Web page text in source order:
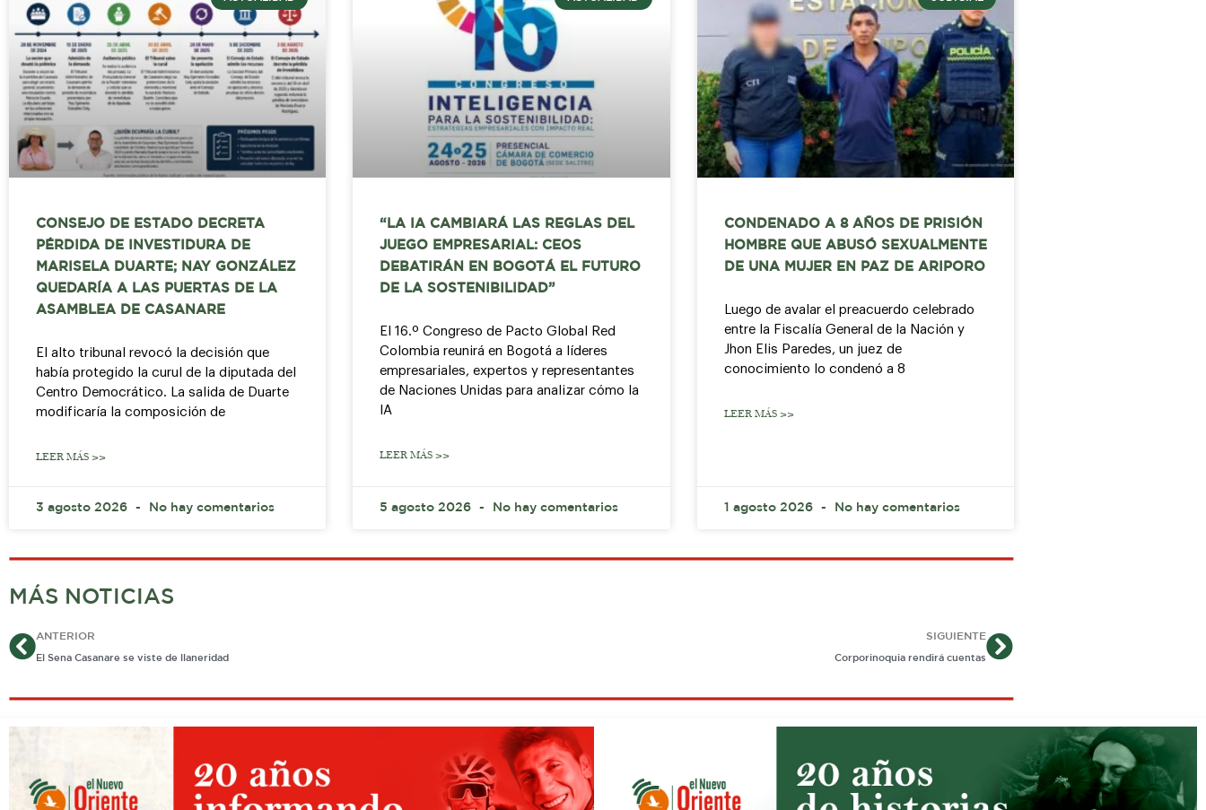
CONSEJO DE ESTADO DECRETA
PÉRDIDA DE INVESTIDURA DE
MARISELA DUARTE; NAY GONZÁLEZ
QUEDARÍA A LAS PUERTAS DE LA
ASAMBLEA DE CASANARE
El alto tribunal revocó la decisión que
había protegido la curul de la diputada del
Centro Democrático. La salida de Duarte
modificaría la composición de
LEER MÁS >>
3 agosto 2026 No hay comentarios
“LA IA CAMBIARÁ LAS REGLAS DEL
JUEGO EMPRESARIAL: CEOS
DEBATIRÁN EN BOGOTÁ EL FUTURO
DE LA SOSTENIBILIDAD”
El 16.º Congreso de Pacto Global Red
Colombia reunirá en Bogotá a líderes
empresariales, expertos y representantes
de Naciones Unidas para analizar cómo la
IA
LEER MÁS >>
5 agosto 2026 No hay comentarios
CONDENADO A 8 AÑOS DE PRISIÓN
HOMBRE QUE ABUSÓ SEXUALMENTE
DE UNA MUJER EN PAZ DE ARIPORO
Luego de avalar el preacuerdo celebrado
entre la Fiscalía General de la Nación y
Jhon Elis Paredes, un juez de
conocimiento lo condenó a 8
LEER MÁS >>
1 agosto 2026 No hay comentarios
MÁS NOTICIAS
AntANTERIOR
El Sena Casanare se viste de llaneridad
SIGUIENTE
Corporinoquia rendirá cuentas
Siguiente